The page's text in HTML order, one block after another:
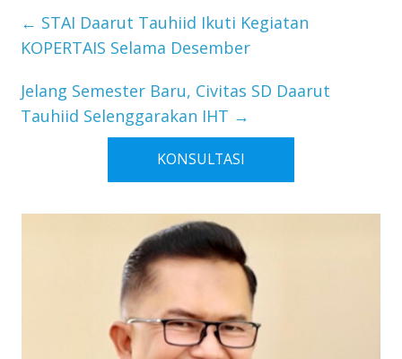
← STAI Daarut Tauhiid Ikuti Kegiatan
KOPERTAIS Selama Desember
Jelang Semester Baru, Civitas SD Daarut
Tauhiid Selenggarakan IHT →
KONSULTASI